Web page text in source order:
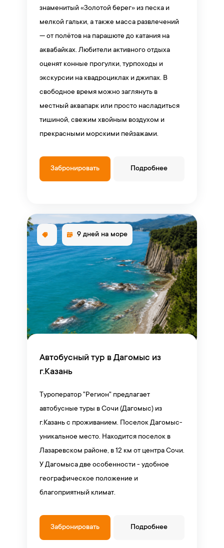
знаменитый «Золотой берег» из песка и
мелкой гальки, а также масса развлечений
— от полётов на парашюте до катания на
аквабайках. Любители активного отдыха
оценят конные прогулки, турпоходы и
экскурсии на квадроциклах и джипах. В
свободное время можно заглянуть в
местный аквапарк или просто насладиться
тишиной, свежим хвойным воздухом и
прекрасными морскими пейзажами.
Забронировать Подробнее
9 дней на море
Автобусный тур в Дагомыс из
г.Казань
Туроператор "Регион" предлагает
автобусные туры в Сочи (Дагомыс) из
г.Казань с проживанием. Поселок Дагомыс-
уникальное место. Находится поселок в
Лазаревском районе, в 12 км от центра Сочи.
У Дагомыса две особенности - удобное
географическое положение и
благоприятный климат.
Забронировать Подробнее